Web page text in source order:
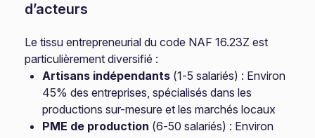
d’acteurs
Le tissu entrepreneurial du code NAF 16.23Z est
particulièrement diversifié :
Artisans indépendants (1-5 salariés) : Environ
45% des entreprises, spécialisés dans les
productions sur-mesure et les marchés locaux
PME de production (6-50 salariés) : Environ